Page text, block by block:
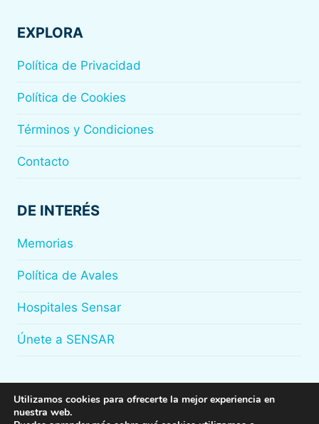
EXPLORA
Política de Privacidad
Política de Cookies
Términos y Condiciones
Contacto
DE INTERÉS
Memorias
Política de Avales
Hospitales Sensar
Únete a SENSAR
© 2026Sensar
Utilizamos cookies para ofrecerte la mejor experiencia en
nuestra web.